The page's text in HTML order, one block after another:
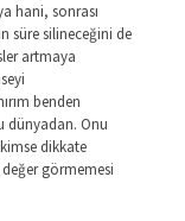
hani, sonrası
süre silineceğini de
artmaya
benden
dünyadan. Onu
dikkate
görmemesi